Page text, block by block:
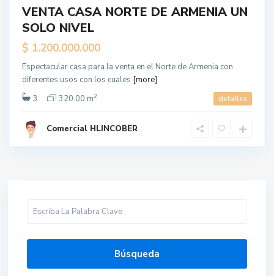
VENTA CASA NORTE DE ARMENIA UN
SOLO NIVEL
$ 1.200.000.000
Espectacular casa para la venta en el Norte de Armenia con
diferentes usos con los cuales [more]
3
320.00 m2 detalles
Comercial HLINCOBER
Búsqueda